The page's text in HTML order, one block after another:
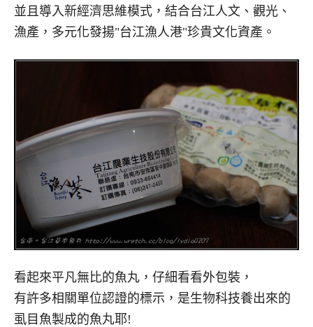
並且導入新經濟思維模式，結合台江人文、觀光、
漁產，多元化發揚"台江漁人港"珍貴文化資產。
看起來平凡無比的魚丸，仔細看看外包裝，
有許多相關單位認證的標示，是生物科技養出來的
虱目魚製成的魚丸耶!